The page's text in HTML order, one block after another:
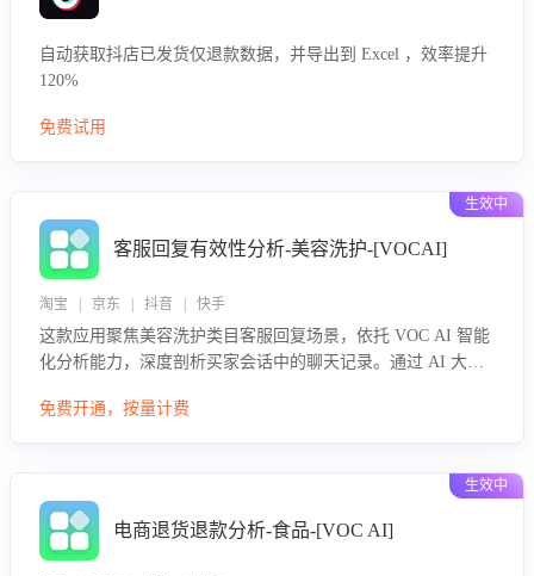
自动获取抖店已发货仅退款数据，并导出到 Excel ，效率提升
120%
免费试用
生效中
客服回复有效性分析-美容洗护-[VOCAI]
淘宝 | 京东 | 抖音 | 快手
这款应用聚焦美容洗护类目客服回复场景，依托 VOC AI 智能
化分析能力，深度剖析买家会话中的聊天记录。通过 AI 大模
效性与完整性，输出针对性改进策略，助力商家快速优化快捷
免费开通，按量计费
生效中
电商退货退款分析-食品-[VOC AI]